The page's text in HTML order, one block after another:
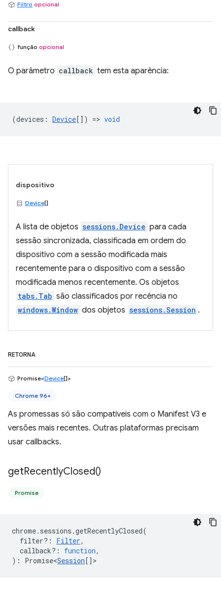
Filtro opcional
callback
função opcional
O parâmetro callback tem esta aparência:
(devices : Device[]) => void
dispositivo
Device[]
A lista de objetos sessions.Device para cada
sessão sincronizada, classificada em ordem do
dispositivo com a sessão modificada mais
recentemente para o dispositivo com a sessão
modificada menos recentemente. Os objetos
tabs.Tab são classificados por recência no
windows.Window dos objetos sessions.Session .
RETORNA
Promise<Device[]>
Chrome 96+
As promessas só são compatíveis com o Manifest V3 e
versões mais recentes. Outras plataformas precisam
usar callbacks.
getRecentlyClosed()
Promise
chrome. sessions .getRecentlyClosed(
filter? : Filter,
callback? : function,
) : Promise<Session[] >